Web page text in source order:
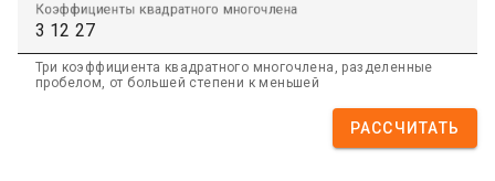
Коэффициенты квадратного многочлена
Три коэффициента квадратного многочлена, разделенные
пробелом, от большей степени к меньшей
РАССЧИТАТЬ